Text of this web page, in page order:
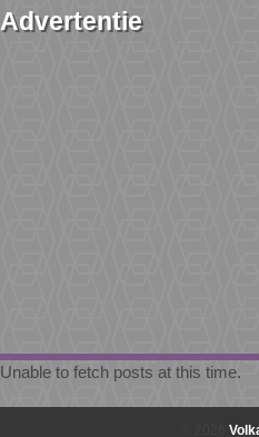
Advertentie
Unable to fetch posts at this time.